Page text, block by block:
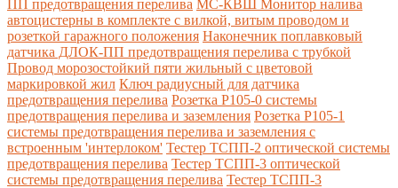
ПП предотвращения перелива МС-КВШ Монитор налива
автоцистерны в комплекте с вилкой, витым проводом и
розеткой гаражного положения Наконечник поплавковый
датчика ДЛОК-ПП предотвращения перелива с трубкой
Провод морозостойкий пяти жильный с цветовой
маркировкой жил Ключ радиусный для датчика
предотвращения перелива Розетка Р105-0 системы
предотвращения перелива и заземления Розетка Р105-1
системы предотвращения перелива и заземления с
встроенным 'интерлоком' Тестер ТСПП-2 оптической системы
предотвращения перелива Тестер ТСПП-3 оптической
системы предотвращения перелива Тестер ТСПП-3